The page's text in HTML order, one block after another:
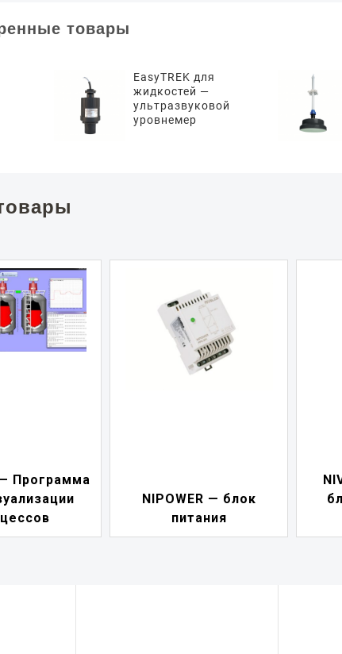
товары
EasyTREK для
жидкостей —
ультразвуковой
уровнемер
— Программа
NIPOWER — блок
питания